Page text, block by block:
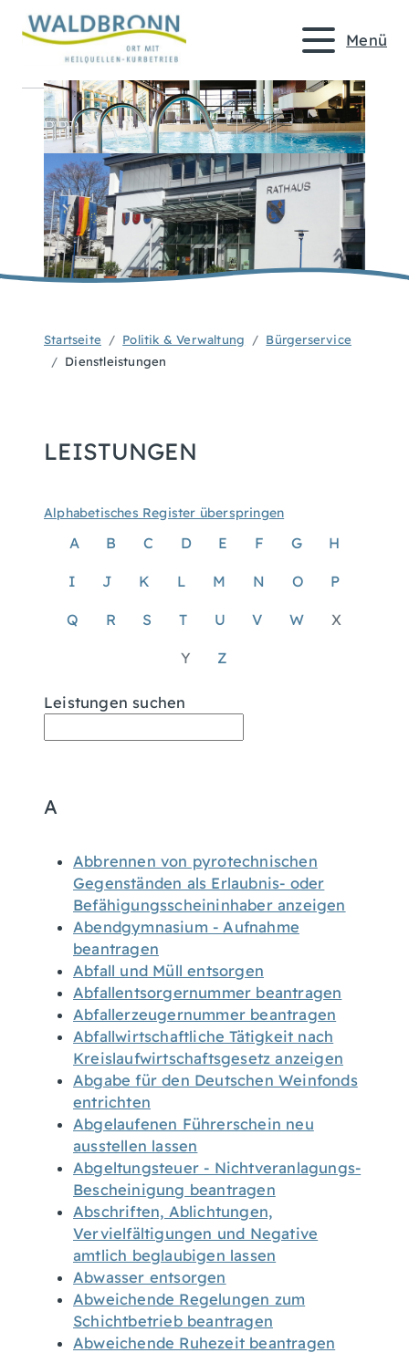
Menü
Startseite Politik & Verwaltung
Bürgerservice
Dienstleistungen
LEISTUNGEN
Alphabetisches Register überspringen
A B C D E F G H
I J K L M N O P
Q R S T U V W X
Y Z
Leistungen suchen
A
Abbrennen von pyrotechnischen
Gegenständen als Erlaubnis- oder
Befähigungsscheininhaber anzeigen
Abendgymnasium - Aufnahme
beantragen
Abfall und Müll entsorgen
Abfallentsorgernummer beantragen
Abfallerzeugernummer beantragen
Abfallwirtschaftliche Tätigkeit nach
Kreislaufwirtschaftsgesetz anzeigen
Abgabe für den Deutschen Weinfonds
entrichten
Abgelaufenen Führerschein neu
ausstellen lassen
Abgeltungsteuer - Nichtveranlagungs-
Bescheinigung beantragen
Abschriften, Ablichtungen,
Vervielfältigungen und Negative
amtlich beglaubigen lassen
Abwasser entsorgen
Abweichende Regelungen zum
Schichtbetrieb beantragen
Abweichende Ruhezeit beantragen